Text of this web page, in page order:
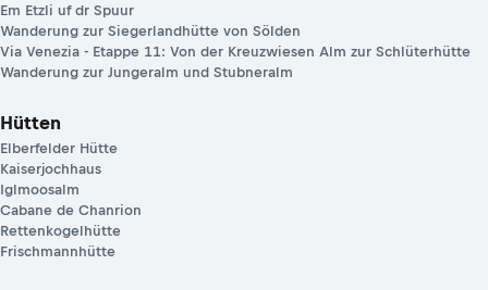
Em Etzli uf dr Spuur
Wanderung zur Siegerlandhütte von Sölden
Via Venezia - Etappe 11: Von der Kreuzwiesen Alm zur Schlüterhütte
Wanderung zur Jungeralm und Stubneralm
Hütten
Elberfelder Hütte
Kaiserjochhaus
Iglmoosalm
Cabane de Chanrion
Rettenkogelhütte
Frischmannhütte